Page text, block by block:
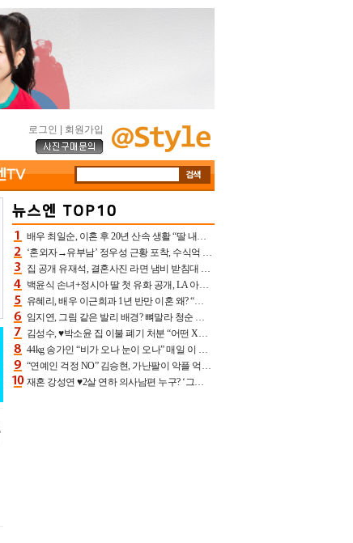
로그인 회원가입
배우 최일순, 이혼 후 20년 산속 생활 “딸 내가 버렸다고 원망‥맘 아파”(특종)[어제TV]
‘혼외자→유부남’ 정우성 근황 포착, 수식억 해킹 피해 후배 만났다 “존경하는”
집 공개 유재석, 결혼사진 라면 냄비 받침대 되고 분노‥가족사진도 피해(놀뭐)[어제TV]
백윤식 손녀+정시아 딸 첫 유화 공개, LA 아트쇼→서울국제조각페스타 작가다운 수준급 실력
유혜리, 배우 이근희과 1년 반만 이혼 왜? “식칼 꽂고 의자 던져” 충격 폭로(특종)[어제TV]
임지연, 그림 같은 발리 배경? 뼈말라 청순 비키니 핏에 상대 안 되네
김성수, ♥박소윤 집 이불 폐기 처분 “어떤 X이랑 썼을지 몰라” 질투(신랑수업2)[어제TV]
44kg 송가인 “비가 오나 눈이 오나” 매일 이 운동, 허벅지 근육량 상승+체지방 감소
“연예인 걱정 NO” 김승현, 가난팔이 악플 억울할만‥아내+딸과 日 여행
재혼 강성연 ♥2살 연하 의사남편 누구? ‘그알’ 자문의에 훈남 비주얼 초엘리트 스펙 [종합]